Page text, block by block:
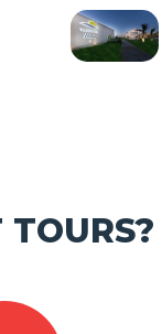
TOURS?